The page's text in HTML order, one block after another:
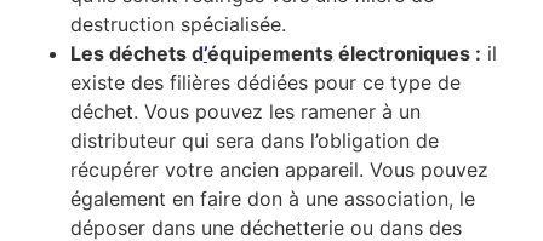
destruction spécialisée.
Les déchets d’équipements électroniques : il
existe des filières dédiées pour ce type de
déchet. Vous pouvez les ramener à un
distributeur qui sera dans l’obligation de
récupérer votre ancien appareil. Vous pouvez
également en faire don à une association, le
déposer dans une déchetterie ou dans des